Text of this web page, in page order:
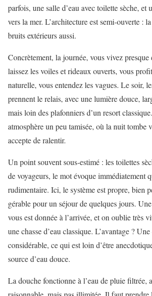
parfois, une salle d’eau avec toilette sèche, et
vers la mer. L’architecture est semi-ouverte :
bruits extérieurs aussi.
Concrètement, la journée, vous vivez presque
laissez les voiles et rideaux ouverts, vous
naturelle, vous entendez les vagues. Le soir,
prennent le relais, avec une lumière douce,
mais loin des plafonniers d’un resort
atmosphère un peu tamisée, où la nuit tombe
accepte de ralentir.
Un point souvent sous-estimé : les toilettes
de voyageurs, le mot évoque immédiatement
rudimentaire. Ici, le système est propre, bien
gérable pour un séjour de quelques jours.
vous est donnée à l’arrivée, et on oublie très
une chasse d’eau classique. L’avantage ?
considérable, ce qui est loin d’être
source d’eau douce.
La douche fonctionne à l’eau de pluie filtrée,